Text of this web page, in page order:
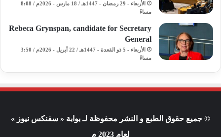
الأربعاء - 29 رمضان - 1447هـ / 18 مارس - 2026م / 8:08
مساءً
Rebeca Grynspan, candidate for Secretary
General
الأربعاء - 5 ذو القعدة - 1447هـ / 22 أبريل - 2026م / 3:50
مساءً
© جميع حقوق الطبع و النشر محفوظة لـ بوابة « سفنكس نيوز »
لعام 2023 م